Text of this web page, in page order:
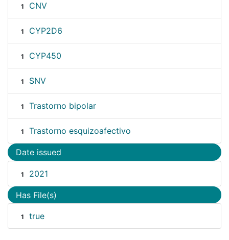
1 CNV
1 CYP2D6
1 CYP450
1 SNV
1 Trastorno bipolar
1 Trastorno esquizoafectivo
Date issued
1 2021
Has File(s)
1 true